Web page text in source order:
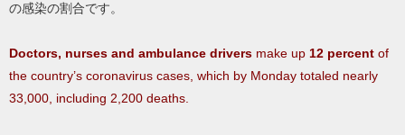
の感染の割合です。
Doctors, nurses and ambulance drivers make up 12 percent of
the country’s coronavirus cases, which by Monday totaled nearly
33,000, including 2,200 deaths.